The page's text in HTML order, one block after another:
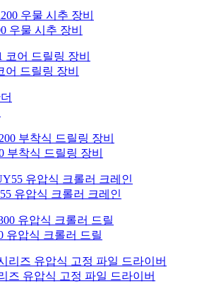
우물 시추 장비
어 드릴링 장비
부착식 드릴링 장비
유압식 크롤러 크레인
유압식 크롤러 드릴
즈 유압식 고정 파일 드라이버